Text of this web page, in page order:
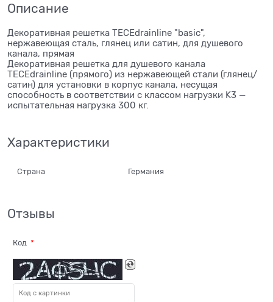
Описание
Декоративная решетка TECEdrainline "basic",
нержавеющая сталь, глянец или сатин, для душевого
канала, прямая
Декоративная решетка для душевого канала
TECEdrainline (прямого) из нержавеющей стали (глянец/
сатин) для установки в корпус канала, несущая
способность в соответствии с классом нагрузки K3 —
испытательная нагрузка 300 кг.
Характеристики
Страна Германия
Отзывы
Код